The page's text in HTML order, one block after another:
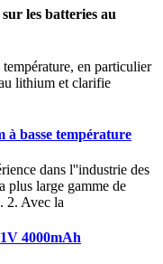
les batteries au
en particulier
lithium et clarifie
à basse température
dans l''industrie des
plus large gamme de
2. Avec la
4000mAh